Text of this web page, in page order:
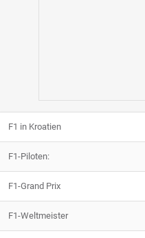
F1 in Kroatien
F1-Piloten:
F1-Grand Prix
F1-Weltmeister